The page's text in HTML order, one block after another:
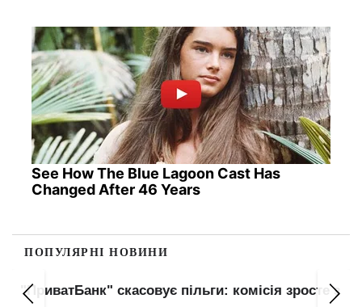
See How The Blue Lagoon Cast Has
Changed After 46 Years
ПОПУЛЯРНІ НОВИНИ
"ПриватБанк" скасовує пільги: комісія зросте з